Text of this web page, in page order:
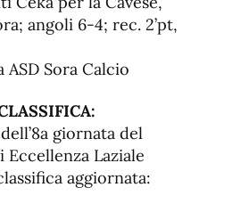
angoli 6-4; rec. 2’pt,
Sora Calcio
giornata del
Laziale
aggiornata: